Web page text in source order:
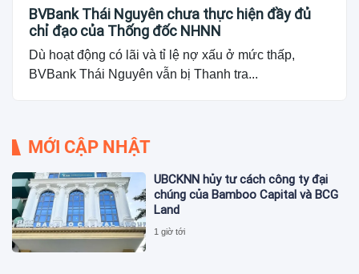
BVBank Thái Nguyên chưa thực hiện đầy đủ
chỉ đạo của Thống đốc NHNN
Dù hoạt động có lãi và tỉ lệ nợ xấu ở mức thấp,
BVBank Thái Nguyên vẫn bị Thanh tra...
MỚI CẬP NHẬT
UBCKNN hủy tư cách công ty đại
chúng của Bamboo Capital và BCG
Land
1 giờ tới